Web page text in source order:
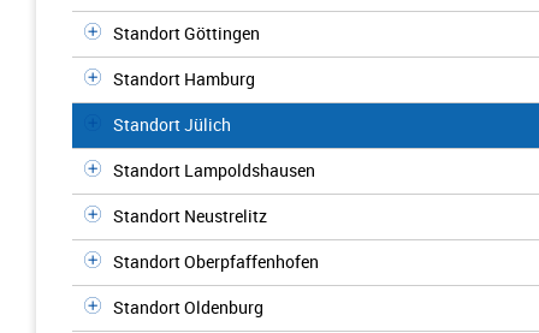
Standort Göttingen
Standort Hamburg
Standort Jülich
Standort Lampoldshausen
Standort Neustrelitz
Standort Oberpfaffenhofen
Standort Oldenburg